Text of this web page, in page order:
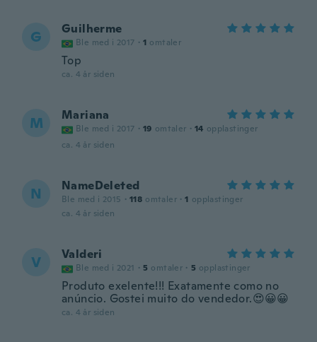
G Guilherme
Ble med i 2017 · 1 omtaler
Top
ca. 4 år siden
M Mariana
Ble med i 2017 · 19 omtaler · 14 opplastinger
ca. 4 år siden
N NameDeleted
Ble med i 2015 · 118 omtaler · 1 opplastinger
ca. 4 år siden
V Valderi
Ble med i 2021 · 5 omtaler · 5 opplastinger
Produto exelente!!! Exatamente como no
anúncio. Gostei muito do vendedor.😍😀😀
ca. 4 år siden